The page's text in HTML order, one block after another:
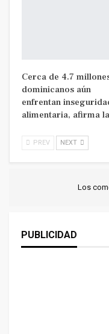
Cerca de 4.7
dominicanos aún
enfrentan
alimentaria, afirma
PREV NEXT
Los
PUBLICIDAD